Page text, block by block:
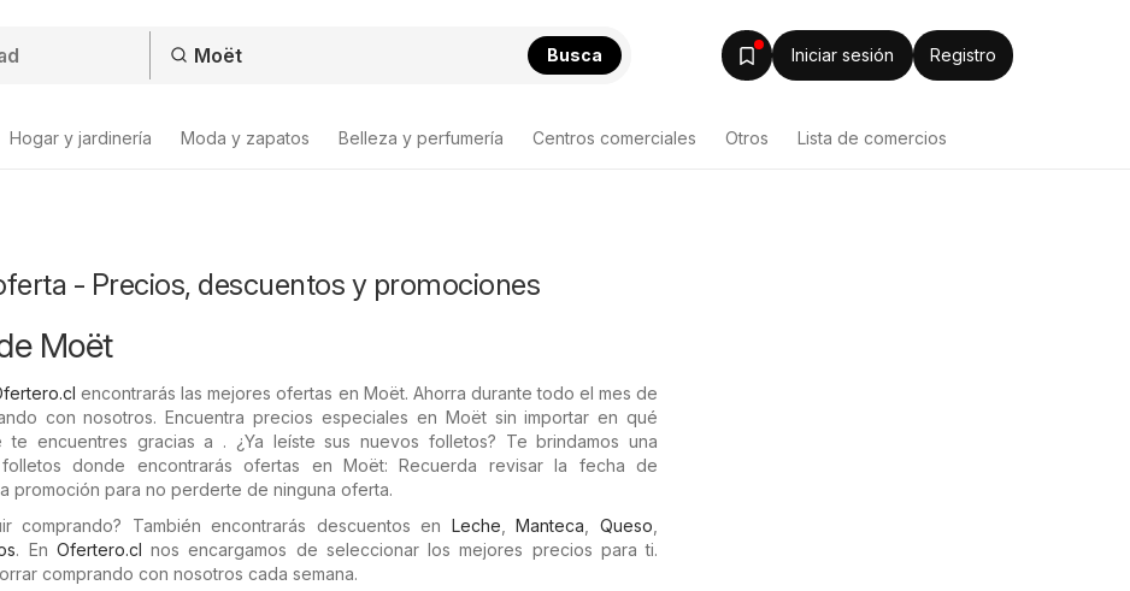
Busca Iniciar sesión Registro
Hogar y jardinería Moda y zapatos Belleza y perfumería Centros comerciales Otros Lista de comercios
- Precios, descuentos y promociones
Moët
encontrarás las mejores ofertas en Moët. Ahorra durante todo el mes de
con nosotros. Encuentra precios especiales en Moët sin importar en qué
te encuentres gracias a . ¿Ya leíste sus nuevos folletos? Te brindamos una
donde encontrarás ofertas en Moët: Recuerda revisar la fecha de
promoción para no perderte de ninguna oferta.
comprando? También encontrarás descuentos en Leche ,Manteca ,Queso
. En Ofertero.cl nos encargamos de seleccionar los mejores precios para ti.
comprando con nosotros cada semana.